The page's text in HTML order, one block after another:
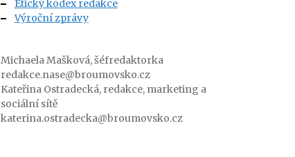
Etický kodex redakce
Výroční zprávy
Michaela Mašková, šéfredaktorka
redakce.nase@broumovsko.cz
Kateřina Ostradecká, redakce, marketing a
sociální sítě
katerina.ostradecka@broumovsko.cz